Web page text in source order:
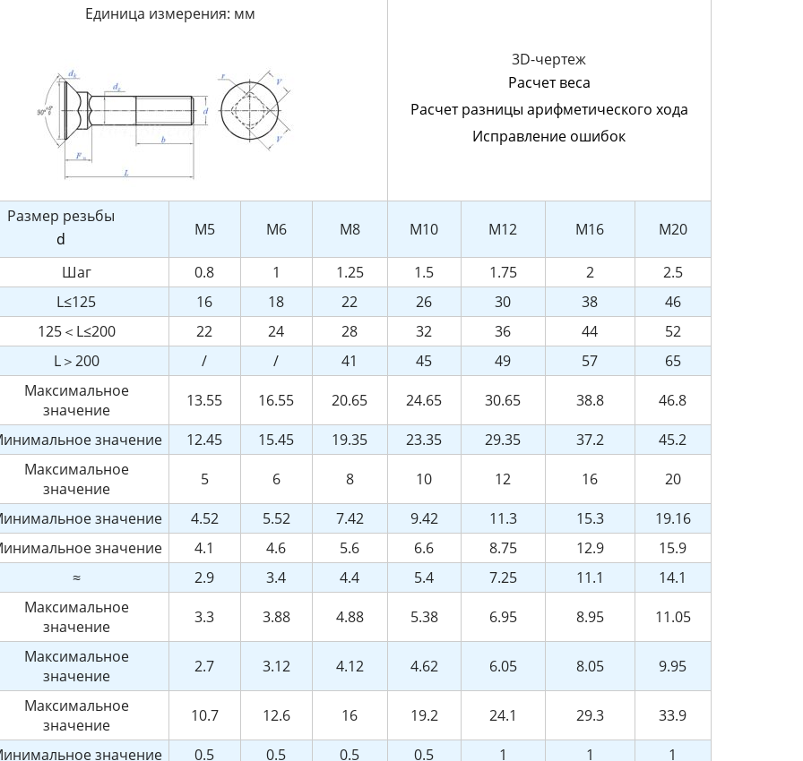
Единица измерения: мм
3D-чертеж
Расчет веса
Расчет разницы арифметического хода
Исправление ошибок
Размер резьбы
d
M5 M6 M8 M10 M12 M16 M20
Шаг 0.8 1 1.25 1.5 1.75 2
2.5
L≤125 16 18 22 26 30 38
46
125＜L≤200
22 24 28 32 36 44
52
L＞200
/ / 41 45 49 57
65
Максимальное
значение
13.55 16.55 20.65 24.65 30.65 38.8
46.8
значение
12.45 15.45 19.35 23.35 29.35 37.2
45.2
Максимальное
значение
5 6 8 10 12 16
20
значение
4.52 5.52 7.42 9.42 11.3 15.3
19.16
значение 4.1 4.6 5.6 6.6 8.75 12.9
15.9
≈
2.9 3.4 4.4 5.4 7.25 11.1
14.1
Максимальное
значение
3.3 3.88 4.88 5.38 6.95 8.95
11.05
Максимальное
значение
2.7 3.12 4.12 4.62 6.05 8.05 9.95
Максимальное
значение
10.7 12.6 16 19.2 24.1 29.3
33.9
значение 0.5 0.5 0.5 0.5 1 1
1